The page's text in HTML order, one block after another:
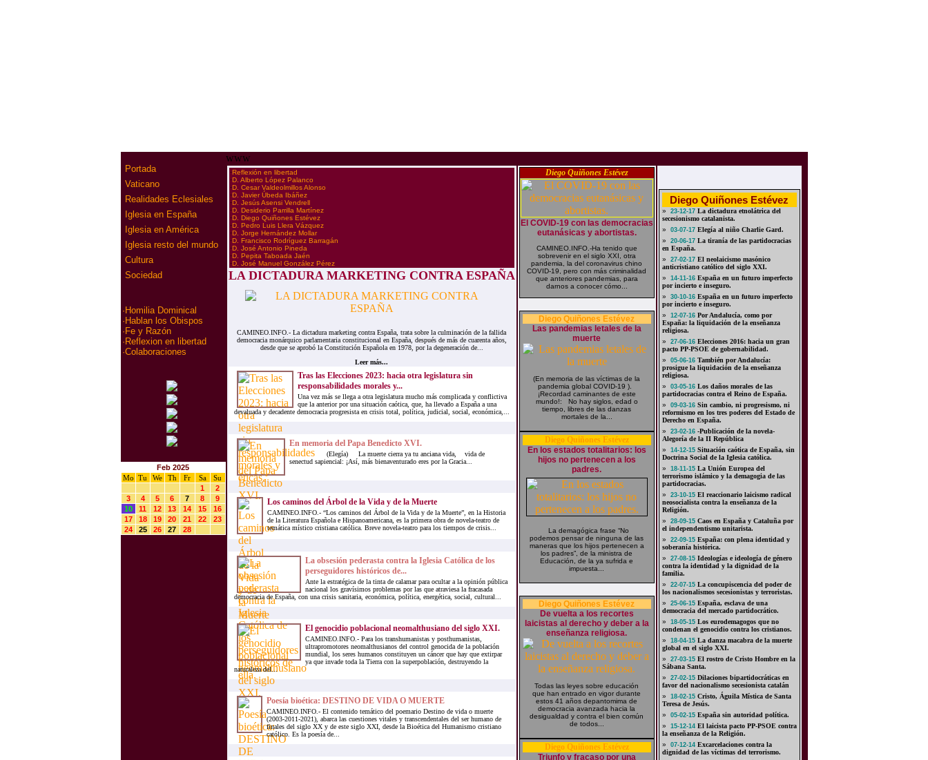
Portada
Vaticano
Realidades Eclesiales
Iglesia en España
Iglesia en América
Iglesia resto del mundo
Cultura
Sociedad
· Homilia Dominical
· Hablan los Obispos
· Fe y Razón
· Reflexion en libertad
·Colaboraciones
Feb 2025
Mo Tu We Th Fr Sa
Su
1
2
3
4 5 6 7 8
9
10
11 12 13 14 15
16
17
18 19 20 21 22
23
24
25 26 27 28
www
·Reflexión en libertad
·D. Alberto López Palanco
·D. Cesar Valdeolmillos Alonso
·D. Javier Úbeda Ibáñez
·D. Jesús Asensi Vendrell
·D. Desiderio Parrilla Martínez
·D. Diego Quiñones Estévez
·D. Pedro Luis Llera Vázquez
·D. Jorge Hernández Mollar
·D. Francisco Rodríguez Barragán
·D. José Antonio Pineda
·D. Pepita Taboada Jaén
·D. José Manuel González Pérez
LA DICTADURA MARKETING CONTRA ESPAÑA
CAMINEO.INFO.- La dictadura marketing contra España, trata sobre la culminación de la fallida
democracia monárquico parlamentaria constitucional en España, después de más de cuarenta años,
desde que se aprobó la Constitución Española en 1978, por la degeneración de...
Leer más...
Tras las Elecciones 2023: hacia otra legislatura sin
responsabilidades morales y...
Una vez más se llega a otra legislatura mucho más complicada y conflictiva
que la anterior por una situación caótica, que, ha llevado a España a una
devaluada y decadente democracia progresista en crisis total, política, judicial, social, económica,...
En memoria del Papa Benedicto XVI.
(Elegía) La muerte cierra ya tu anciana vida, vida de
senectud sapiencial: ¡Así, más bienaventurado eres por la Gracia...
Los caminos del Árbol de la Vida y de la Muerte
CAMINEO.INFO.- “Los caminos del Árbol de la Vida y de la Muerte”, en la Historia
de la Literatura Española e Hispanoamericana, es la primera obra de novela-teatro de
temática místico cristiana católica. Breve novela-teatro para los tiempos de crisis...
La obsesión pederasta contra la Iglesia Católica de los
perseguidores históricos de...
Ante la estratégica de la tinta de calamar para ocultar a la opinión pública
nacional los gravísimos problemas por las que atraviesa la fracasada
democracia de España, con una crisis sanitaria, económica, política, energética, social, cultural...
El genocidio poblacional neomalthusiano del siglo XXI.
CAMINEO.INFO.- Para los transhumanistas y posthumanistas,
ultrapromotores neomalthusianos del control genocida de la población
mundial, los seres humanos constituyen un cáncer que hay que extirpar
ya que invade toda la Tierra con la superpoblación, destruyendo la
naturaleza del...
Poesía bioética: DESTINO DE VIDA O MUERTE
CAMINEO.INFO.- El contenido temático del poemario Destino de vida o muerte
(2003-2011-2021), abarca las cuestiones vitales y transcendentales del ser humano de
finales del siglo XX y de este siglo XXI, desde la Bioética del Humanismo cristiano
católico. Es la poesía de...
Diego Quiñones Estévez
El COVID-19 con las democracias
eutanásicas y abortistas.
CAMINEO.INFO.-Ha tenido que
sobrevenir en el siglo XXI, otra
pandemia, la del coronavirus chino
COVID-19, pero con más criminalidad
que anteriores pandemias, para
darnos a conocer cómo...
Diego Quiñones Estévez
Las pandemias letales de la
muerte
(En memoria de las víctimas de la
pandemia global COVID-19 ).
¡Recordad caminantes de este
mundo!: No hay siglos, edad o
tiempo, libres de las danzas
mortales de la...
Diego Quiñones Estévez
En los estados totalitarios: los
hijos no pertenecen a los
padres.
La demagógica frase “No
podemos pensar de ninguna de las
maneras que los hijos pertenecen a
los padres”, de la ministra de
Educación, de la ya sufrida e
impuesta...
Diego Quiñones Estévez
De vuelta a los recortes
laicistas al derecho y deber a la
enseñanza religiosa.
Todas las leyes sobre educación
que han entrado en vigor durante
estos 41 años depantomima de
democracia avanzada hacia la
desigualdad y contra el bien común
de todos...
Diego Quiñones Estévez
Triunfo y fracaso por una
Diego Quiñones Estévez
» 23-12-17La dictadura etnolátrica del
secesionismo catalanista.
»
03-07-17Elegía al niño Charlie Gard.
»
20-06-17La tiranía de las partidocracias
en España.
»
27-02-17El neolaicismo masónico
anticristiano católico del siglo XXI.
»
14-11-16España en un futuro imperfecto
por incierto e inseguro.
»
30-10-16España en un futuro imperfecto
por incierto e inseguro.
»
12-07-16Por Andalucía, como por
España: la liquidación de la enseñanza
religiosa.
»
27-06-16Elecciones 2016: hacia un gran
pacto PP-PSOE de gobernabilidad.
»
05-06-16También por Andalucía:
prosigue la liquidación de la enseñanza
religiosa.
»
03-05-16Los daños morales de las
partidocracias contra el Reino de España.
»
09-03-16Sin cambio, ni progresismo, ni
reformismo en los tres poderes del Estado de
Derecho en España.
»
23-02-16-Publicación de la novela-
Alegoría de la II República
»
14-12-15Situación caótica de España, sin
Doctrina Social de la Iglesia católica.
»
18-11-15La Unión Europea del
terrorismo islámico y la demagogia de las
partidocracias.
»
23-10-15El reaccionario laicismo radical
neosocialista contra la enseñanza de la
Religión.
»
28-09-15Caos en España y Cataluña por
el independentismo unitarista.
»
22-09-15España: con plena identidad y
soberanía histórica.
»
27-08-15Ideologías e ideología de género
contra la identidad y la dignidad de la
familia.
»
22-07-15La concupiscencia del poder de
los nacionalismos secesionistas y terroristas.
»
25-06-15España, esclava de una
democracia del mercado partidocrático.
»
18-05-15Los eurodemagogos que no
condenan el genocidio contra los cristianos.
»
18-04-15La danza macabra de la muerte
global en el siglo XXI.
»
27-03-15El rostro de Cristo Hombre en la
Sábana Santa.
»
27-02-15Dilaciones bipartidocráticas en
favor del nacionalismo secesionista catalán
»
18-02-15Cristo, Águila Mística de Santa
Teresa de Jesús.
»
05-02-15España sin autoridad política.
»
15-12-14El laicista pacto PP-PSOE contra
la enseñanza de la Religión.
»
07-12-14Excarcelaciones contra la
dignidad de las víctimas del terrorismo.